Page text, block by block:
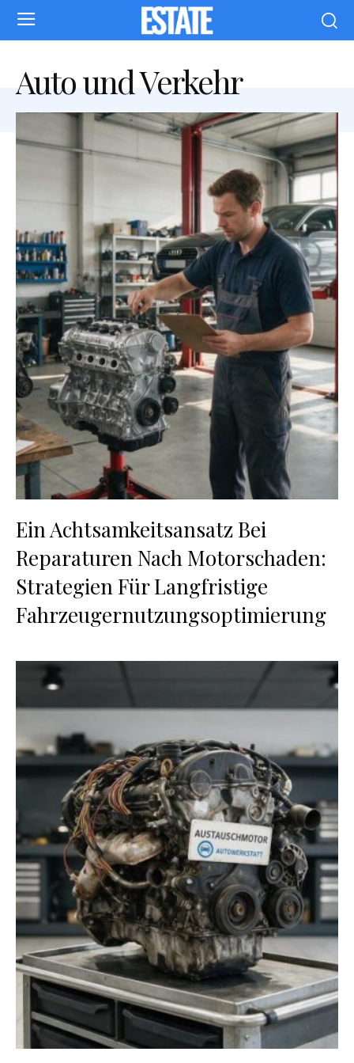
Auto und Verkehr
Ein Achtsamkeitsansatz Bei
Reparaturen Nach Motorschaden:
Strategien Für Langfristige
Fahrzeugernutzungsoptimierung